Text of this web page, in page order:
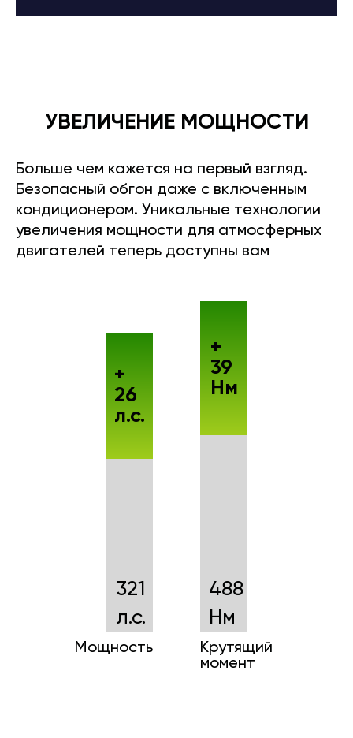
УВЕЛИЧЕНИЕ МОЩНОСТИ
Больше чем кажется на первый взгляд.
Безопасный обгон даже с включенным
кондиционером. Уникальные технологии
увеличения мощности для атмосферных
двигателей теперь доступны вам
321
л.с.
Мощность
+
26
л.с.
488
Нм
Крутящий
момент
+
39
Нм